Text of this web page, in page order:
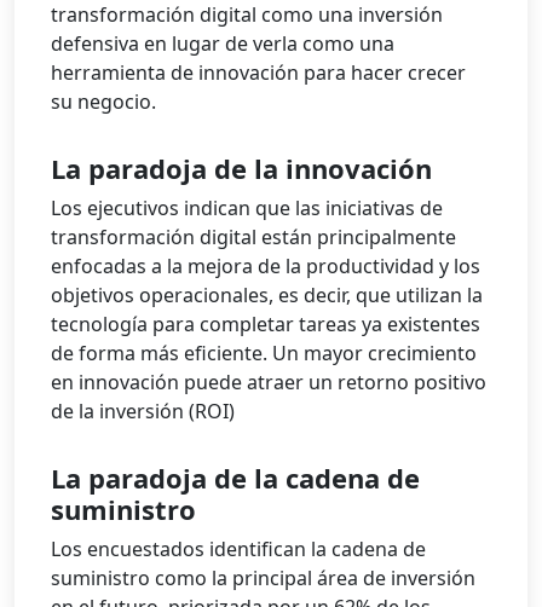
transformación digital como una inversión
defensiva en lugar de verla como una
herramienta de innovación para hacer crecer
su negocio.
La paradoja de la innovación
Los ejecutivos indican que las iniciativas de
transformación digital están principalmente
enfocadas a la mejora de la productividad y los
objetivos operacionales, es decir, que utilizan la
tecnología para completar tareas ya existentes
de forma más eficiente. Un mayor crecimiento
en innovación puede atraer un retorno positivo
de la inversión (ROI)
La paradoja de la cadena de
suministro
Los encuestados identifican la cadena de
suministro como la principal área de inversión